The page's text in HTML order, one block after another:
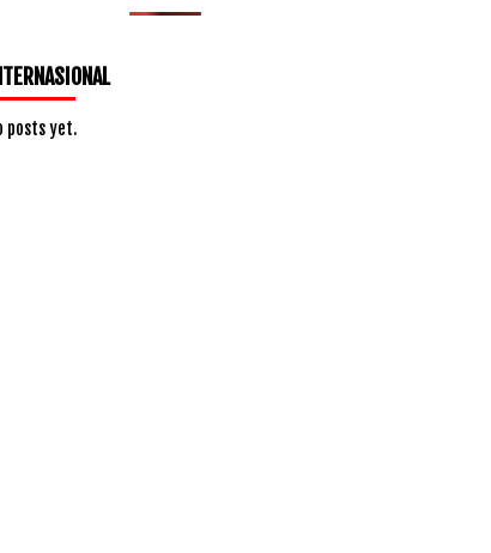
posts yet.